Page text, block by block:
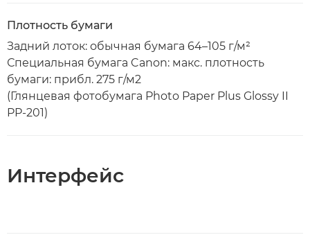
Плотность бумаги
Задний лоток: обычная бумага 64–105 г/м²
Специальная бумага Canon: макс. плотность
бумаги: прибл. 275 г/м2
(Глянцевая фотобумага Photo Paper Plus Glossy II
PP-201)
Интерфейс